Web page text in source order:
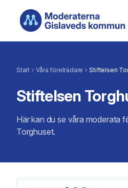
Start Våra företrädare Stiftelsen
Stiftelsen
Här kan du se våra moderata
Torghuset.